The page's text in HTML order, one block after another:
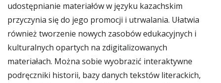
udostępnianie materiałów w języku kazachskim
przyczynia się do jego promocji i utrwalania. Ułatwia
również tworzenie nowych zasobów edukacyjnych i
kulturalnych opartych na zdigitalizowanych
materiałach. Można sobie wyobrazić interaktywne
podręczniki historii, bazy danych tekstów literackich,